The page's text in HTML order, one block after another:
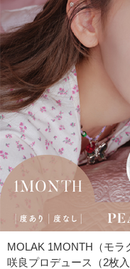
MOLAK 1MONTH（モラ
咲良プロデュース（2枚入